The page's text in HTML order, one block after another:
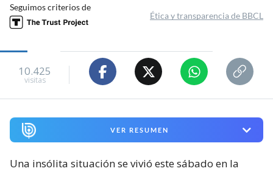
Seguimos criterios de
Ética y transparencia de BBCL
10.425
visitas
VER RESUMEN
Una insólita situación se vivió este sábado en la